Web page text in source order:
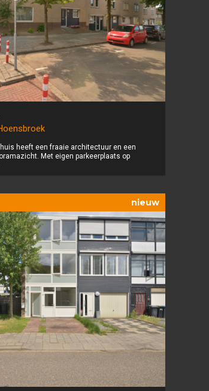
heeft een fraaie architectuur en een
Met eigen parkeerplaats op
nieuw